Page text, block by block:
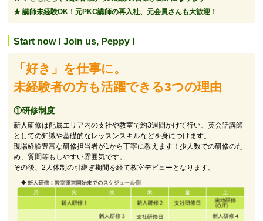
講師未経験OK！元PKC講師の再入社、元会員さんも大歓迎！
Start now ! Join us, Peppy !
「好き」を仕事に。
未経験者の方も活躍できる3つの理由
①研修制度
新人研修は配属エリア内の支社や教室で約3週間かけて行い、英会話講師
としての知識や基礎的なレッスンスキルなどを身につけます。
現場経験豊富な研修担当者が1から丁寧に教えます！少人数での研修のた
め、質問等もしやすい雰囲気です。
その後、2人体制の引継ぎ期間を経て教室デビューとなります。